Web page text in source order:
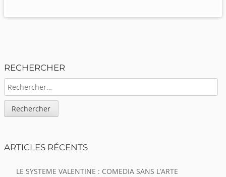
RECHERCHER
RECHERCHER :
ARTICLES RÉCENTS
LE SYSTEME VALENTINE : COMEDIA SANS L’ARTE